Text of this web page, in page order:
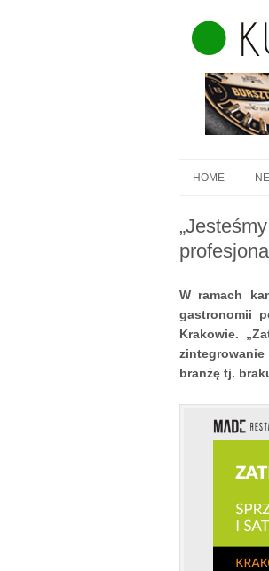
Menu
HOME
W ramach
gastronomii
Krakowie.
branżę tj.